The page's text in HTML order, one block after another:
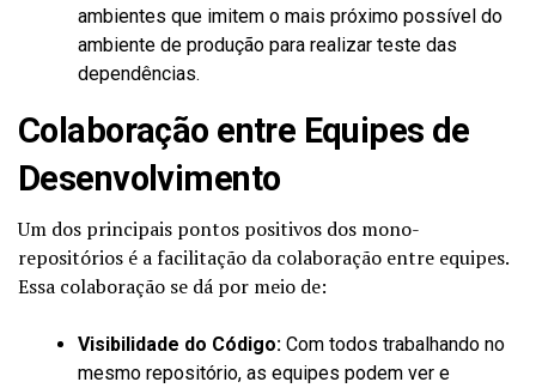
ambientes que imitem o mais próximo possível do
ambiente de produção para realizar teste das
dependências.
Colaboração entre Equipes de
Desenvolvimento
Um dos principais pontos positivos dos mono-
repositórios é a facilitação da colaboração entre equipes.
Essa colaboração se dá por meio de:
Visibilidade do Código: Com todos trabalhando no
mesmo repositório, as equipes podem ver e